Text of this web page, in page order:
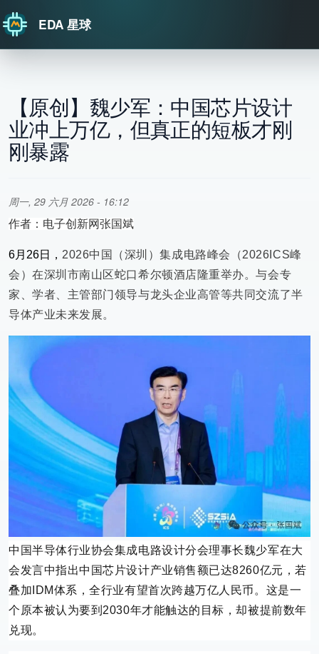
EDA 星球
【原创】魏少军：中国芯片设计
业冲上万亿，但真正的短板才刚
刚暴露
周一, 29 六月 2026 - 16:12
作者：电子创新网张国斌
6月26日， 2026中国（深圳）集成电路峰会（2026ICS峰
会）在深圳市南山区蛇口希尔顿酒店隆重举办。与会专
家、学者、主管部门领导与龙头企业高管等共同交流了半
导体产业未来发展。
中国半导体行业协会集成电路设计分会理事长魏少军在大
会发言中指出中国芯片设计产业销售额已达8260亿元，若
叠加IDM体系，全行业有望首次跨越万亿人民币。这是一
个原本被认为要到2030年才能触达的目标，却被提前数年
兑现。